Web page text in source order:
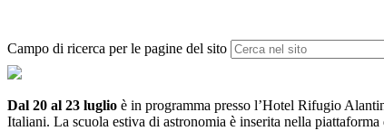
Campo di ricerca per le pagine del sito
Dal 20 al 23 luglio è in programma presso l’Hotel Rifugio
Italiani. La scuola estiva di astronomia è inserita nella